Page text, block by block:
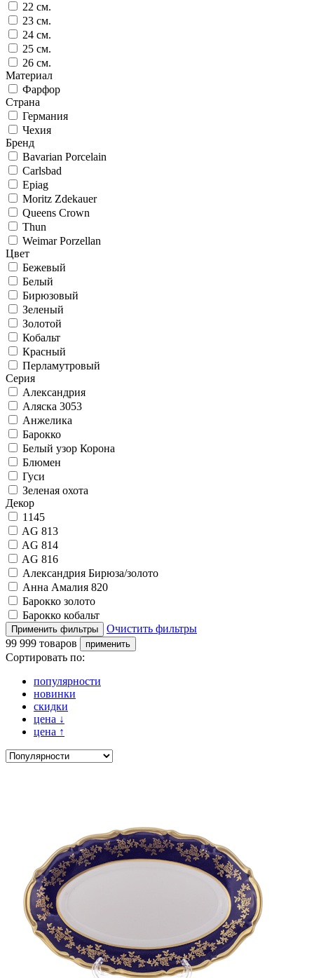
22 см.
23 см.
24 см.
25 см.
26 см.
Материал
Фарфор
Страна
Германия
Чехия
Бренд
Bavarian Porcelain
Carlsbad
Epiag
Moritz Zdekauer
Queens Crown
Thun
Weimar Porzellan
Цвет
Бежевый
Белый
Бирюзовый
Зеленый
Золотой
Кобальт
Красный
Перламутровый
Серия
Александрия
Аляска 3053
Анжелика
Барокко
Белый узор Корона
Блюмен
Гуси
Зеленая охота
Декор
1145
AG 813
AG 814
AG 816
Александрия Бирюза/золото
Анна Амалия 820
Барокко золото
Барокко кобальт
Очистить фильтры
99 999 товаров
Сортировать по:
популярности
новинки
скидки
цена ↓
цена ↑